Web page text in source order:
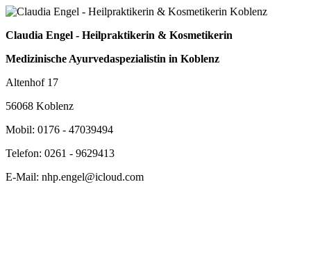
Claudia Engel - Heilpraktikerin & Kosmetikerin
Medizinische Ayurvedaspezialistin in Koblenz
Altenhof 17
56068 Koblenz
Mobil: 0176 - 47039494
Telefon: 0261 - 9629413
E-Mail: nhp.engel@icloud.com